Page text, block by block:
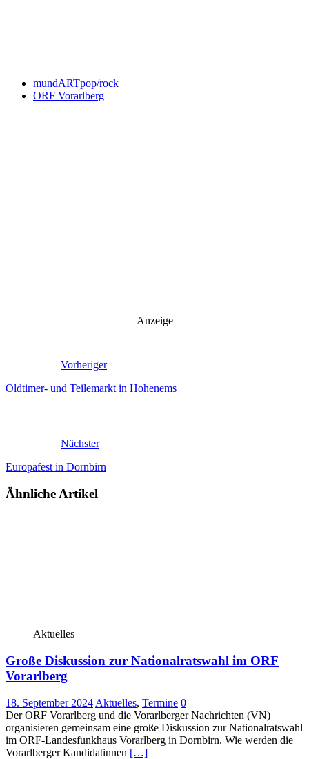
mundARTpop/rock
ORF Vorarlberg
Anzeige
Vorheriger
Oldtimer- und Teilemarkt in Hohenems
Nächster
Europafest in Dornbirn
Ähnliche Artikel
Aktuelles
Große Diskussion zur Nationalratswahl im ORF
Vorarlberg
18. September 2024 Aktuelles, Termine 0
Der ORF Vorarlberg und die Vorarlberger Nachrichten (VN)
organisieren gemeinsam eine große Diskussion zur Nationalratswahl
im ORF-Landesfunkhaus Vorarlberg in Dornbirn. Wie werden die
Vorarlberger Kandidatinnen […]